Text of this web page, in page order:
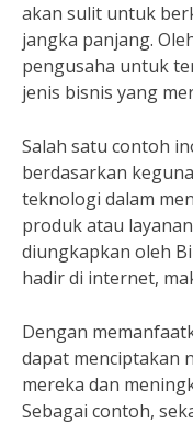
akan sulit untuk
jangka panjang.
pengusaha untuk
jenis bisnis yang
Salah satu contoh
berdasarkan
teknologi dalam
produk atau
diungkapkan oleh
hadir di internet,
Dengan
dapat menciptakan
mereka dan
Sebagai contoh,